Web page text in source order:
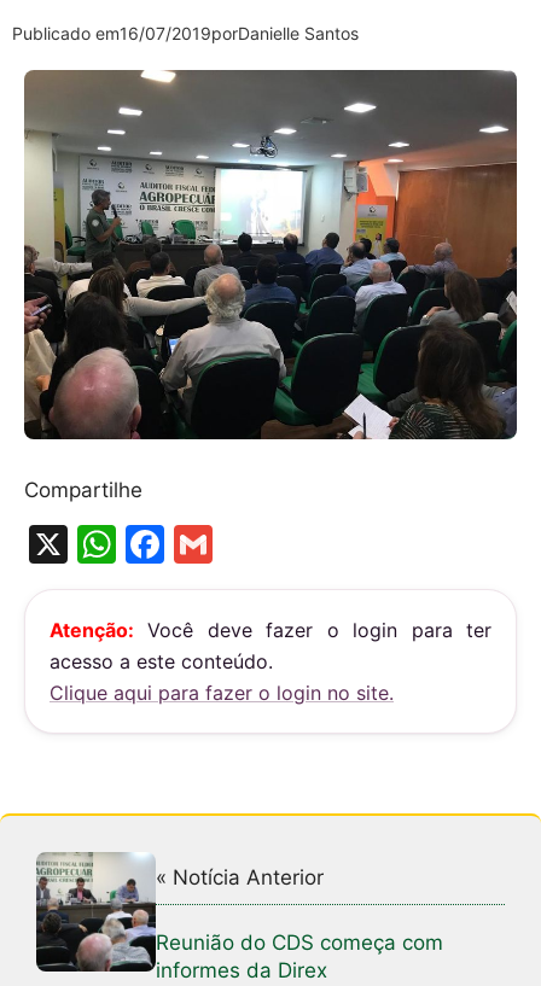
Publicado em16/07/2019porDanielle Santos
Compartilhe
X
W
h
at
s
A
p
F
a
c
e
b
o
k
m
ai
l
Atenção: Você deve fazer o login para ter
acesso a este conteúdo.
Clique aqui para fazer o login no site.
« Notícia Anterior
Reunião do CDS começa com
informes da Direx